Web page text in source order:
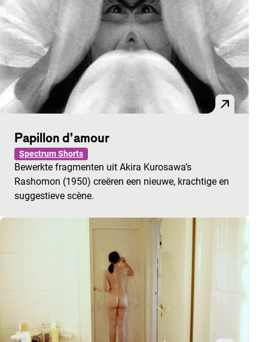
Papillon d’amour
Spectrum Shorts
Bewerkte fragmenten uit Akira Kurosawa’s
Rashomon (1950) creëren een nieuwe, krachtige en
suggestieve scène.